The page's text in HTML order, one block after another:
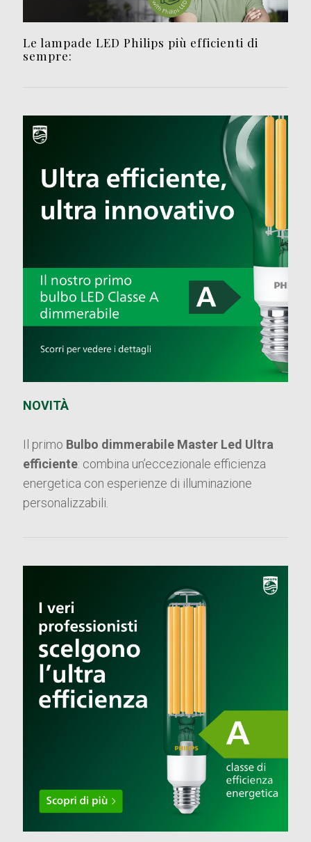
Le lampade LED Philips più efficienti di
sempre:
NOVITÀ
Il primo Bulbo dimmerabile Master Led Ultra
efficiente: combina un’eccezionale efficienza
energetica con esperienze di illuminazione
personalizzabili.